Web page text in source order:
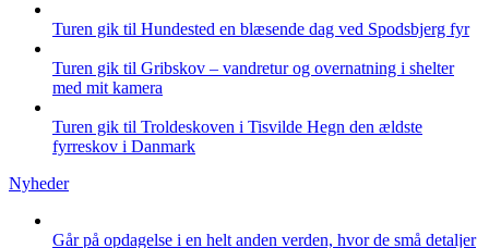
Turen gik til Hundested en blæsende dag ved Spodsbjerg fyr
Turen gik til Gribskov – vandretur og overnatning i shelter
med mit kamera
Turen gik til Troldeskoven i Tisvilde Hegn den ældste
fyrreskov i Danmark
Nyheder
Går på opdagelse i en helt anden verden, hvor de små detaljer